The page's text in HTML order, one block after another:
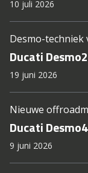
10 juli 2026
Desmo-techniek
Ducati
19 juni 2026
Nieuwe
Ducati
9 juni 2026